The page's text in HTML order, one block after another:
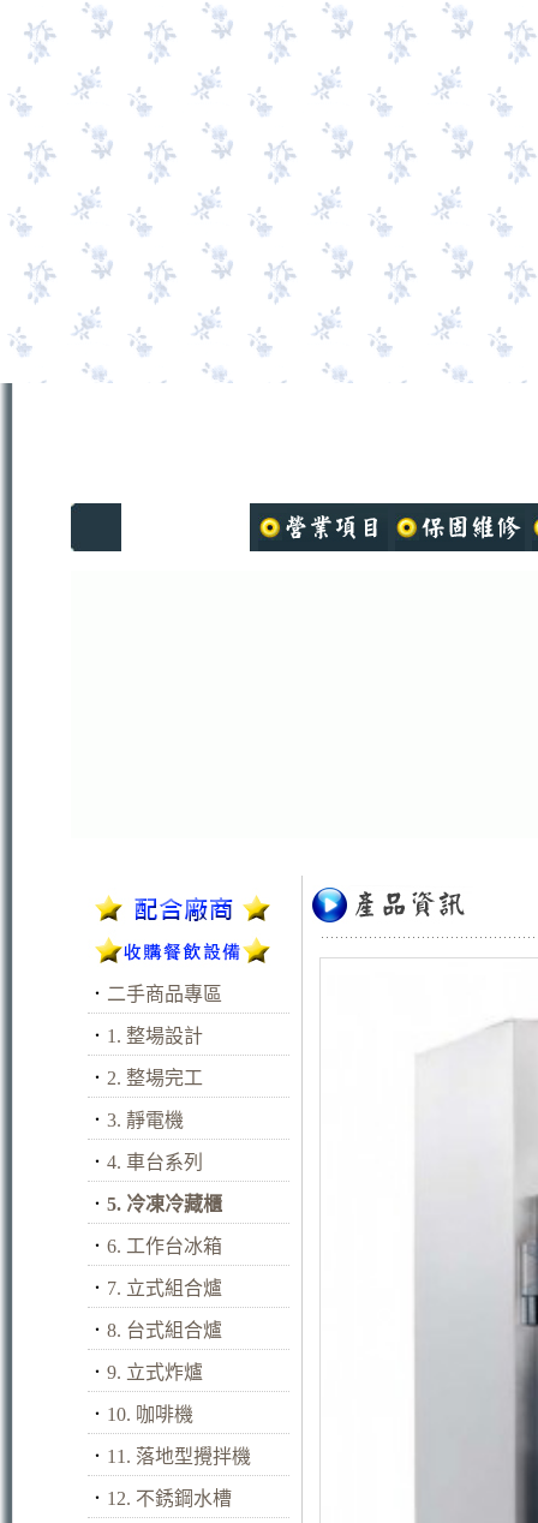
． 二手商品專區
． 1. 整場設計
． 2. 整場完工
． 3. 靜電機
． 4. 車台系列
． 5. 冷凍冷藏櫃
． 6. 工作台冰箱
． 7. 立式組合爐
． 8. 台式組合爐
． 9. 立式炸爐
． 10. 咖啡機
． 11. 落地型攪拌機
． 12. 不銹鋼水槽